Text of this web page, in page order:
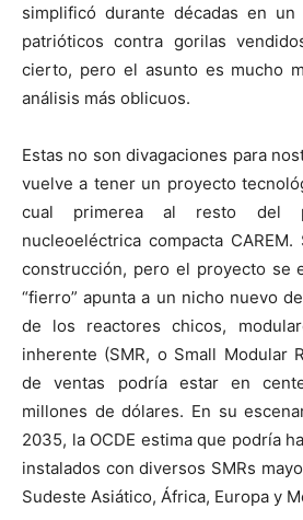
simplificó durante décadas en
patrióticos contra gorilas
cierto, pero el asunto es mucho
análisis más oblicuos.
Estas no son divagaciones para
vuelve a tener un proyecto
cual primerea al resto del
nucleoeléctrica compacta
construcción, pero el proyecto se
“fierro” apunta a un nicho nuevo
de los reactores chicos,
inherente (SMR, o Small Modular
de ventas podría estar en
millones de dólares. En su
2035, la OCDE estima que podría
instalados con diversos SMRs
Sudeste Asiático, África, Europa y